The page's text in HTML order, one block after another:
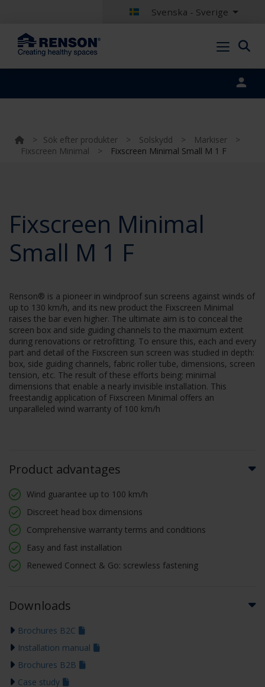
Svenska - Sverige
> Sök efter produkter > Solskydd > Markiser
>
Fixscreen Minimal
> Fixscreen Minimal Small M 1 F
Fixscreen Minimal
Small M 1 F
Renson® is a pioneer in windproof sun screens against winds of
up to 130 km/h, and its new product the Fixscreen Minimal
raises the bar even higher. The ultimate aim is to conceal the
screen box and side guiding channels to the maximum extent
during renovations or retrofitting. To ensure this, each and every
part and detail of the Fixscreen sun screen was studied in depth:
box, side guiding channels, fabric roller tube, dimensions, screen
tension, etc. The result of these efforts being: minimal
dimensions that enable a nearly invisible installation. This
freestandig application of Fixscreen Minimal offers an
unparalleled wind warranty of 100 km/h
Product advantages
Wind guarantee up to 100 km/h
Discreet head box dimensions
Comprehensive warranty terms and conditions
Easy and fast installation
Renewed Connect & Go: screwless fastening
Downloads
Brochures B2C
Installation manual
Brochures B2B
Case study